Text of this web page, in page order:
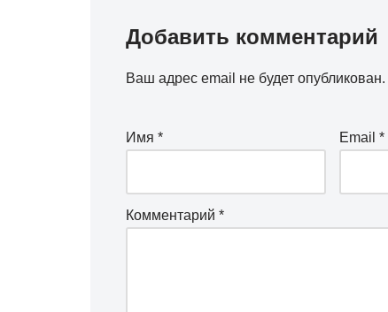
Добавить комментарий
Ваш адрес email не будет опубликован.
Имя * Email*
Комментарий *